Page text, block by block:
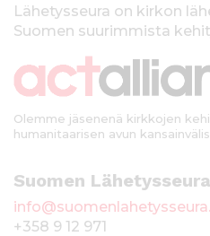
kLähetysseura on kirkon
Suomen suurimmista
Olemme jäsenenä kirkkojen
humanitaarisen avun
Suomen Lähetysseura
+358 9 12 971